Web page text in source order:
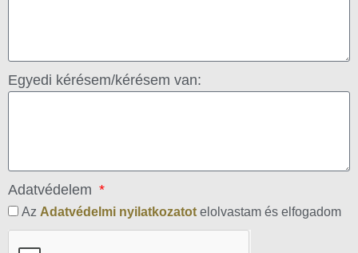
Egyedi kérésem/kérésem van:
Adatvédelem
Az Adatvédelmi nyilatkozatot elolvastam és elfogadom